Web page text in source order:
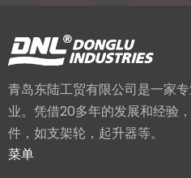
青岛东陆工贸有限公司是一家
业。凭借20多年的发展和经验
件，如支架轮，起升器等。
菜单